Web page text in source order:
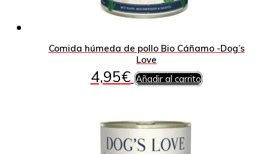
Comida húmeda de pollo Bio Cáñamo -Dog’s
Love
4,95€ Añadir al carrito